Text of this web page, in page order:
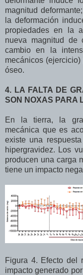
magnitud
la deformación
propiedades en la
nueva magnitud de
cambio en la
mecánicos
óseo.
4. LA FALTA DE
SON NOXAS PARA
En la tierra, la
mecánica que es
existe una
hipergravidez. Los
producen una carga
tiene un impacto
Figura 4. Efecto del
impacto generado